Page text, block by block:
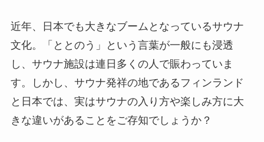
近年、日本でも大きなブームとなっているサウナ
文化。「ととのう」という言葉が一般にも浸透
し、サウナ施設は連日多くの人で賑わっていま
す。しかし、サウナ発祥の地であるフィンランド
と日本では、実はサウナの入り方や楽しみ方に大
きな違いがあることをご存知でしょうか？